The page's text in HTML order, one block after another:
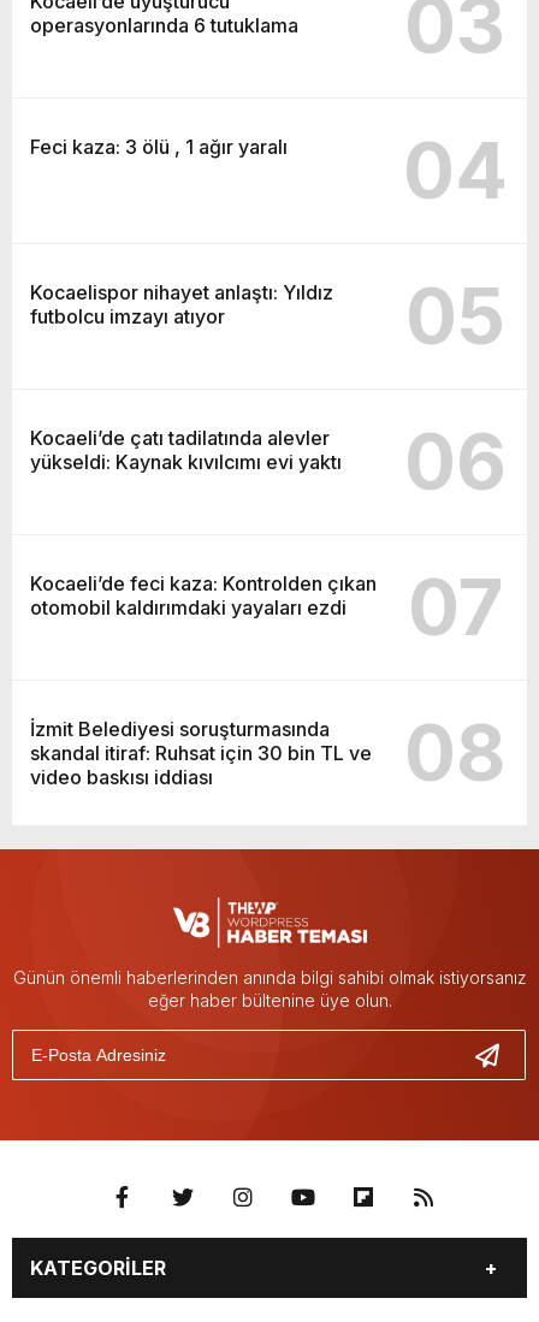
operasyonlarında 6 tutuklama
03
Feci kaza: 3 ölü , 1 ağır yaralı 04
Kocaelispor nihayet anlaştı: Yıldız
futbolcu imzayı atıyor
05
Kocaeli’de çatı tadilatında alevler
yükseldi: Kaynak kıvılcımı evi yaktı
06
Kocaeli’de feci kaza: Kontrolden çıkan
otomobil kaldırımdaki yayaları ezdi
07
İzmit Belediyesi soruşturmasında
skandal itiraf: Ruhsat için 30 bin TL ve
video baskısı iddiası
08
Günün önemli haberlerinden anında bilgi sahibi olmak istiyorsanız
eğer haber bültenine üye olun.
KATEGORİLER